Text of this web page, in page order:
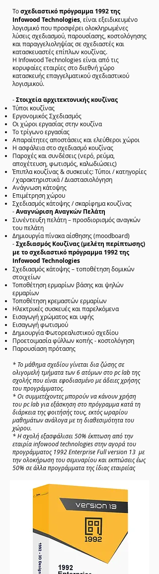
Τοσχεδιαστικό πρόγραμμα 1992 της
Infowood Technologies, είναι εξειδικευμένο
λογισμικό που προσφέρει ολοκληρωμένες
λύσεις σχεδιασμού, παρουσίασης, κοστολόγησης
και παραγγελιοληψίας σε σχεδιαστές και
κατασκευαστές επίπλων κουζίνας.
Η Infowood Technologies είναι από τις
κορυφαίες εταιρίες στο διεθνή χώρο
κατασκευής επαγγελματικού σχεδιαστικού
λογισμικού.
-Στοιχεία αρχιτεκτονικής κουζίνας
Τύποι κουζίνας
Εργονομικός Σχεδιασμός
Οι χώροι εργασίας στην κουζίνα
Το τρίγωνο εργασίας
Απαραίτητες αποστάσεις και ελεύθεροι χώροι
Η ασφάλεια στο σχεδιασμό κουζίνας
Παροχές και συνδέσεις (νερό, ρεύμα,
αποχέτευση, φωτισμός, καλωδιώσεις)
Έπιπλα κουζίνας & συσκευές: Τύποι / κατηγορίες
/ χαρακτηριστικά / Διαστασιολόγηση
Ανάγνωση κάτοψης
Επιμέτρηση χώρου
Σχεδιασμός κάτοψης / σκαρίφημα κουζίνας
-Αναγνώριση Αναγκών Πελάτη
Συνέντευξη πελάτη – προσδιορισμός αναγκών
του πελάτη
Δημιουργία πίνακα αίσθησης (moodboard)
-Σχεδιασμός Κουζίνας (μελέτη περίπτωσης)
με το σχεδιαστικό πρόγραμμα 1992 της
Infowood Technologies
Σχεδιασμός κάτοψης – τοποθέτηση δομικών
στοιχείων
Τοποθέτηση ερμαρίων βάσης και ψηλών
ερμαρίων
Τοποθέτηση κρεμαστών ερμαρίων
Ηλεκτρικές συσκευές και παρελκόμενα
Εισαγωγή χρώματος και υφής
Εισαγωγή φωτισμού
Δημιουργία Φωτορεαλιστικού σχεδίου
Προετοιμασία φύλλων κοπής - κοστολόγηση
Παρουσίαση πρότασης
* Το μάθημα σχεδίου γίνεται δια ζώσης σε
ολιγομελή τμήματα των 6 ατόμων στο pc lab της
σχολής που είναι εφοδιασμένο με άδειες χρήσης
του προγράμματος.
* Οι συμμετέχοντες μπορούν να κάνουν χρήση
του pc lab για εξάσκηση στο πρόγραμμα κατά τη
διάρκεια της φοιτήσής τους, εκτός ωραρίου
μαθημάτων ανάλογα με τη διαθεσιμότητα του
χώρου.
* Η σχολή εξασφάλισει 50% έκπτωση από την
εταιρία infowood technologies στην αγορά του
προγράμματος 1992 Enterprise Full version 13 με
την ολοκήρωση του σεμιναρίου και εκπτώσεις έως
50% σε άλλα προγράμματα της ίδιας εταιρείας